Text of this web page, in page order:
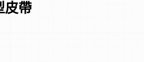
皮帶